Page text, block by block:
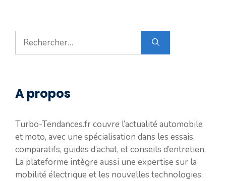
Rechercher :
A propos
Turbo-Tendances.fr couvre l’actualité automobile
et moto, avec une spécialisation dans les essais,
comparatifs, guides d’achat, et conseils d’entretien.
La plateforme intègre aussi une expertise sur la
mobilité électrique et les nouvelles technologies.